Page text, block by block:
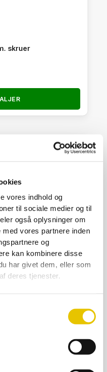
vores indhold og
til sociale medier og til
også oplysninger om
vores partnere inden
og
kan kombinere disse
har givet dem, eller som
deres tjenester.
skruer